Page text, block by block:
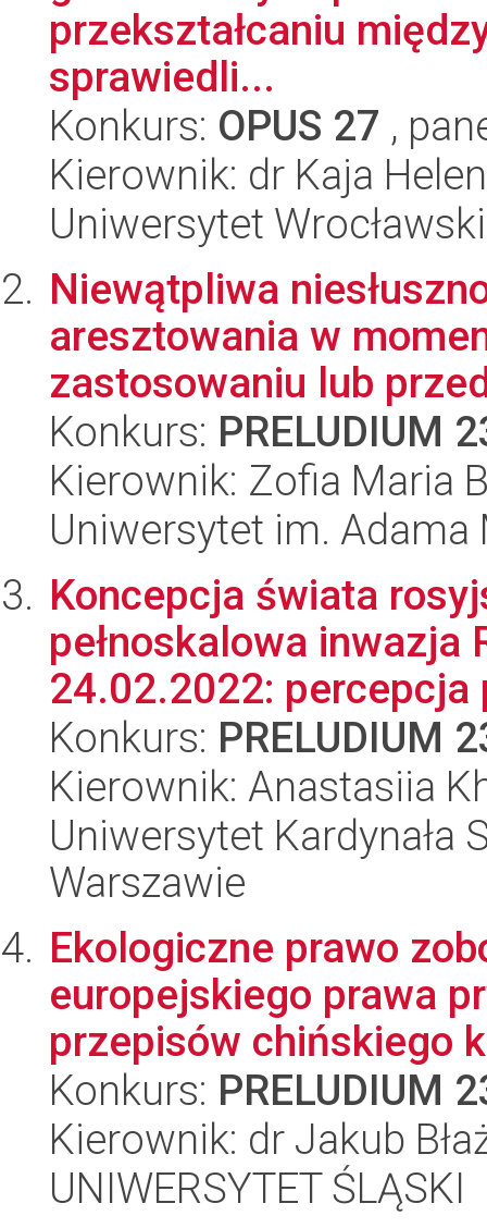
przekształcaniu
sprawiedli...
Konkurs: OPUS 27 ,
Kierownik: dr Kaja
Uniwersytet Wrocławski
Niewątpliwa
aresztowania w
zastosowaniu lub
Konkurs: PRELUDIUM
Kierownik: Zofia Maria
Uniwersytet im.
Koncepcja świata
pełnoskalowa inwazja
24.02.2022: percepcja
Konkurs: PRELUDIUM
Kierownik: Anastasiia
Uniwersytet Kardynała
Warszawie
Ekologiczne prawo
europejskiego prawa
przepisów chińskiego
Konkurs: PRELUDIUM
Kierownik: dr Jakub
UNIWERSYTET ŚLĄSKI